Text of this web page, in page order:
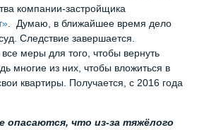
компании-застройщика
. Думаю, в ближайшее время дело
Следствие завершается.
меры для того, чтобы вернуть
многие из них, чтобы вложиться в
квартиры. Получается, с 2016 года
опасаются, что из-за тяжёлого